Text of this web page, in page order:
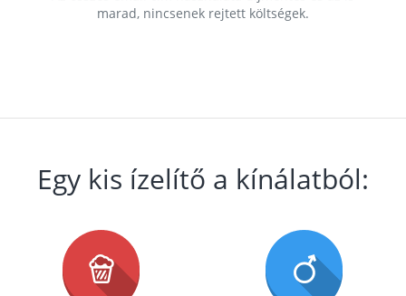
marad, nincsenek rejtett költségek.
Egy kis ízelítő a kínálatból: